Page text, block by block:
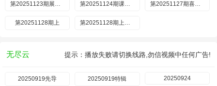
第20251123期展演版 第20251124期课间游戏 第20251127期喜人聚会
第20251128期上 第20251128期上纯享
无尽云 提示：播放失败请切换线路,勿信视频中任何广告!
20250919先导 20250919特辑 20250924